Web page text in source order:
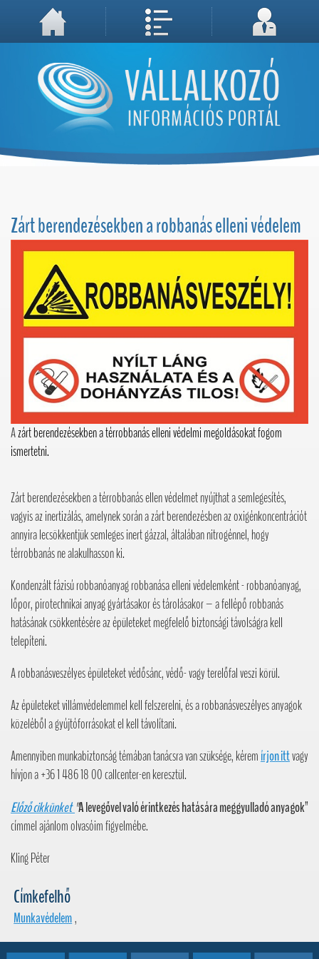
A weboldal használatával Ön elfogadja, hogy Cookie-kat (sütiket) tároljunk számítógépén. A sütik a weboldal megfelelő működéséhez
Megértettem, folytatás...
Zárt berendezésekben a robbanás elleni védelem
Azárt berendezésekben a térrobbanás elleni védelmi megoldásokat fogom
ismertetni.
Zárt berendezésekben a térrobbanás ellen védelmet nyújthat a semlegesítés,
vagyis az inertizálás, amelynek során a zárt berendezésben az oxigénkoncentrációt
annyira lecsökkentjük semleges inert gázzal, általában nitrogénnel, hogy
térrobbanás ne alakulhasson ki.
Kondenzált fázisú robbanóanyag robbanása elleni védelemként - robbanóanyag,
lőpor, pirotechnikai anyag gyártásakor és tárolásakor – a fellépő robbanás
hatásának csökkentésére az épületeket megfelelő biztonsági távolságra kell
telepíteni.
A robbanásveszélyes épületeket védősánc, védő- vagy terelőfal veszi körül.
Az épületeket villámvédelemmel kell felszerelni, és a robbanásveszélyes anyagok
közeléből a gyújtóforrásokat el kell távolítani.
Amennyiben munkabiztonság témában tanácsra van szüksége, kéremírjon ittvagy
hívjon a +36 1 486 18 00 callcenter-en keresztül.
Előző cikkünket"A levegővel való érintkezés hatására meggyulladó anyagok”
címmel ajánlom olvasóim figyelmébe.
Kling Péter
Címkefelhő
Munkavédelem,